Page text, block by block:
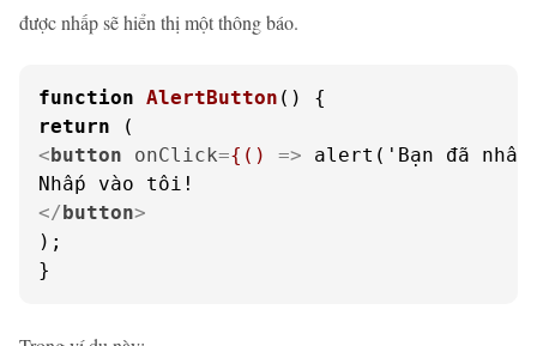
được nhấp sẽ hiển thị một thông báo.
function AlertButton (
return
<button onClick={() => alert('Bạn đã
</button>
);
}